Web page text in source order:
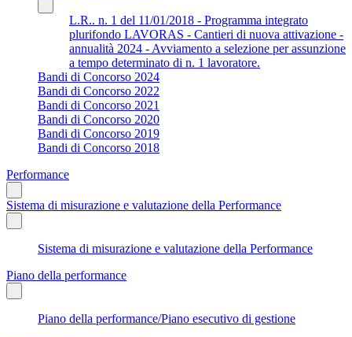
L.R.. n. 1 del 11/01/2018 - Programma integrato
plurifondo LAVORAS - Cantieri di nuova attivazione -
annualità 2024 - Avviamento a selezione per assunzione
a tempo determinato di n. 1 lavoratore.
Bandi di Concorso 2024
Bandi di Concorso 2022
Bandi di Concorso 2021
Bandi di Concorso 2020
Bandi di Concorso 2019
Bandi di Concorso 2018
Performance
Sistema di misurazione e valutazione della Performance
Sistema di misurazione e valutazione della Performance
Piano della performance
Piano della performance/Piano esecutivo di gestione